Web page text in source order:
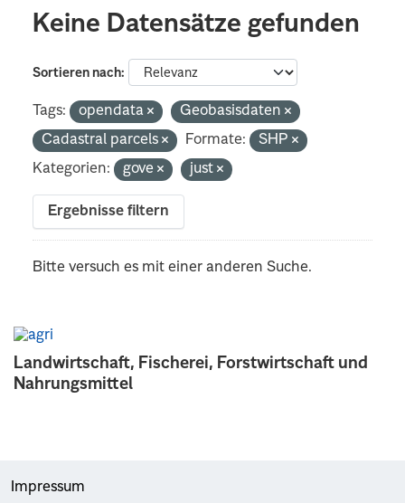
Landwirtschaft, Fischerei, Forstwirtschaft und
Nahrungsmittel
Keine Datensätze gefunden
Sortieren nach
Tags: opendata
Geobasisdaten
Cadastral parcels
Formate:
SHP
Kategorien:
gove just
Ergebnisse filtern
Bitte versuch es mit einer anderen Suche.
Impressum